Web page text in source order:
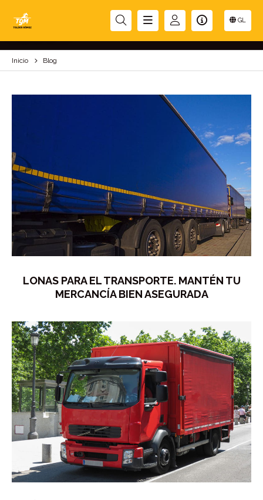
GL
BLOG
Inicio Blog
LONAS PARA EL TRANSPORTE. MANTÉN TU
MERCANCÍA BIEN ASEGURADA